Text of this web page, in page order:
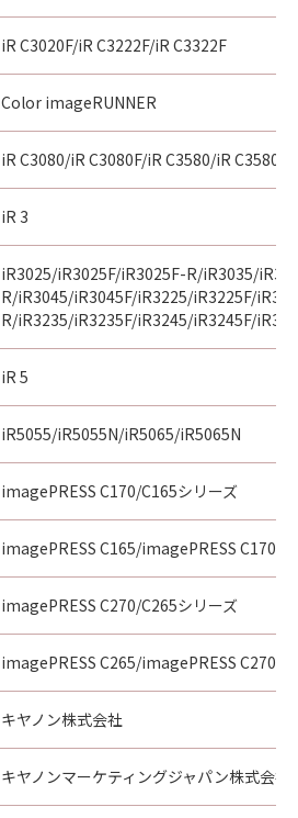
iR C3020F/iR C3222F/iR C3322F
Color imageRUNNER
iR C3080/iR C3080F/iR C3580/iR C3580F
iR 3
iR3025/iR3025F/iR3025F-R/iR3035/
R/iR3045/iR3045F/iR3225/iR3225F/
R/iR3235/iR3235F/iR3245/iR3245F/
iR 5
iR5055/iR5055N/iR5065/iR5065N
imagePRESS C170/C165シリーズ
imagePRESS C165/imagePRESS C170
imagePRESS C270/C265シリーズ
imagePRESS C265/imagePRESS C270
キヤノン株式会社
キヤノンマーケティングジャパン株式会社